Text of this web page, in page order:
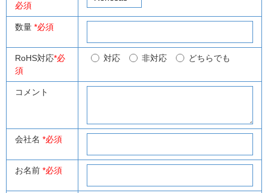
必須
数量 *必須
RoHS対応*必
須
対応 非対応 どちらでも
コメント
会社名 *必須
お名前 *必須